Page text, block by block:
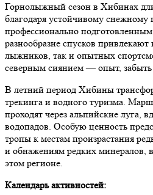
Горнолыжный сезон в Хибинах
благодаря устойчивому снежному
профессионально подготовленным
разнообразие спусков
лыжников, так и опытных
северным сиянием — опыт,
В летний период Хибины
трекинга и водного туризма.
проходят через альпийские луга,
водопадов. Особую ценность
тропы к местам произрастания
и обнажениям редких минералов,
этом регионе.
Календарь активностей: